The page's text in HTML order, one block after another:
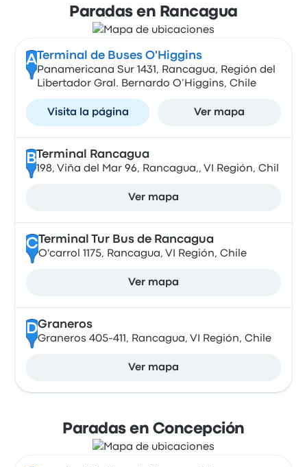
Paradas en Rancagua
A Terminal de Buses O'Higgins
Panamericana Sur 1431, Rancagua, Región del
Libertador Gral. Bernardo O’Higgins, Chile
Visita la página Ver mapa
B Terminal Rancagua
198, Viña del Mar 96, Rancagua,, VI Región, Chil
Ver mapa
CTerminal Tur Bus de Rancagua
O'carrol 1175, Rancagua, VI Región, Chile
Ver mapa
DGraneros
Graneros 405-411, Rancagua, VI Región, Chile
Ver mapa
Paradas en Concepción